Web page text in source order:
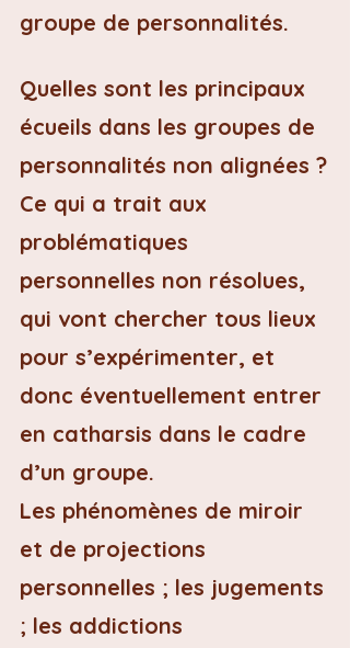
groupe de personnalités.
Quelles sont les principaux
écueils dans les groupes de
personnalités non alignées ?
Ce qui a trait aux
problématiques
personnelles non résolues,
qui vont chercher tous lieux
pour s’expérimenter, et
donc éventuellement entrer
en catharsis dans le cadre
d’un groupe.
Les phénomènes de miroir
et de projections
personnelles ; les jugements
; les addictions